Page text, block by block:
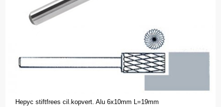
Hepyc stiftfrees cil.kopvert. Alu 6x10mm L=19mm